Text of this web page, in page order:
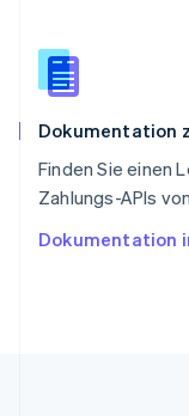
Dokumentation
Finden Sie einen
Zahlungs-APIs
Dokumentation
English
Spanien
Thailand
Tschechische
English
English